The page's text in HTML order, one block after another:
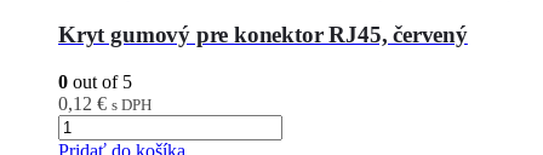
Kryt gumový pre konektor RJ45, červený
0 out of 5
0,12 € s DPH
Pridať do košíka